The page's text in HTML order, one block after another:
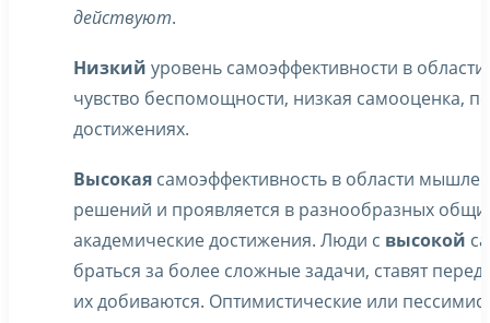
действуют.
Низкий уровень самоэффективности в
чувство беспомощности, низкая самооценка,
достижениях.
Высокая самоэффективность в области
решений и проявляется в разнообразных
академические достижения. Люди с высокой
браться за более сложные задачи, ставят
их добиваются. Оптимистические или